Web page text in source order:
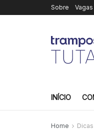
Sobre
INÍCIO
Home Dicas